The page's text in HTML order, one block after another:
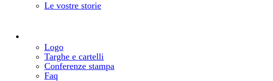
Le vostre storie
Logo
Targhe e cartelli
Conferenze stampa
Faq